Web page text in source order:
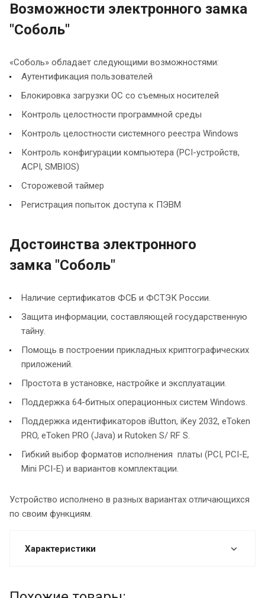
Возможности электронного замка
"Соболь"
«Соболь» обладает следующими возможностями:
Аутентификация пользователей
Блокировка загрузки ОС со съемных носителей
Контроль целостности программной среды
Контроль целостности системного реестра Windows
Контроль конфигурации компьютера (PCI-устройств,
ACPI, SMBIOS)
Сторожевой таймер
Регистрация попыток доступа к ПЭВМ
Достоинства электронного
замка "Соболь"
Наличие сертификатов ФСБ и ФСТЭК России.
Защита информации, составляющей государственную
тайну.
Помощь в построении прикладных криптографических
приложений.
Простота в установке, настройке и эксплуатации.
Поддержка 64-битных операционных систем Windows.
Поддержка идентификаторов iButton, iKey 2032, eToken
PRO, eToken PRO (Java) и Rutoken S/ RF S.
Гибкий выбор форматов исполнения платы (PCI, PCI-E,
Mini PCI-E) и вариантов комплектации.
Устройство исполнено в разных вариантах отличающихся
по своим функциям.
Характеристики